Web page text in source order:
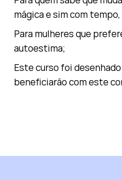
mágica e sim com
Para mulheres que
autoestima;
Este curso foi
beneficiarão com este